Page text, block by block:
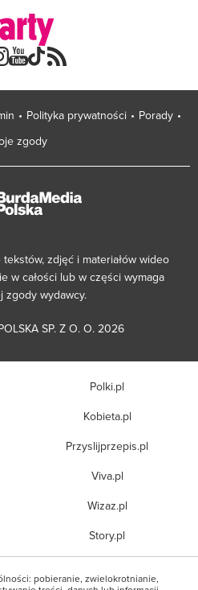
Polityka prywatności
Porady
zgody
zdjęć i materiałów wideo
w całości lub w części wymaga
zgody wydawcy.
SP. Z O. O. 2026
Polki.pl
Kobieta.pl
Przyslijprzepis.pl
Viva.pl
Wizaz.pl
Story.pl
pobieranie, zwielokrotnianie,